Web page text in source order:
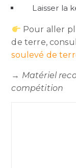
Laisser la
Pour aller
de terre,
soulevé de
→ Matériel
compétition